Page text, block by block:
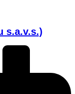
s.a.v.s.)